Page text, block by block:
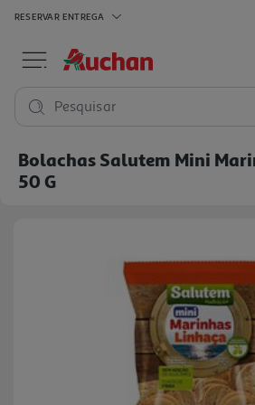
RESERVAR ENTREGA
Pesquisar
Bolachas Salutem Mini
50 G